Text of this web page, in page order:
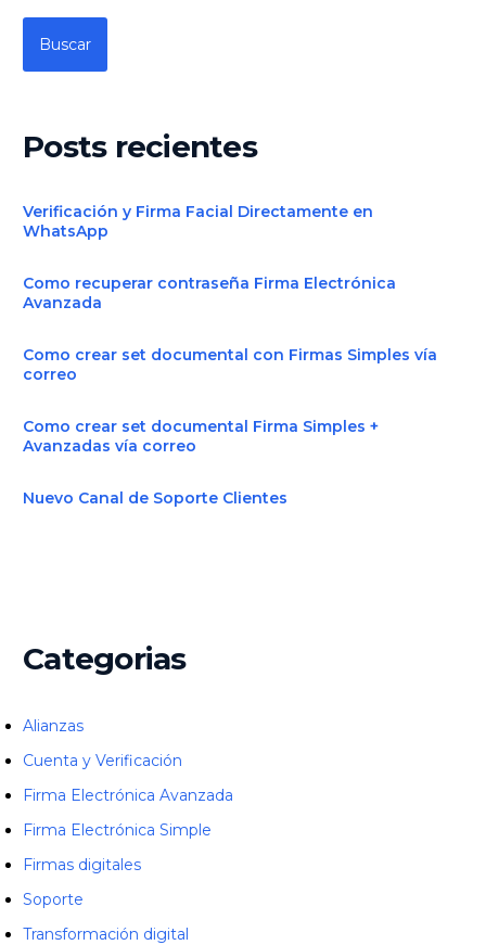
Buscar
Posts recientes
Verificación y Firma Facial Directamente en
WhatsApp
Como recuperar contraseña Firma Electrónica
Avanzada
Como crear set documental con Firmas Simples vía
correo
Como crear set documental Firma Simples +
Avanzadas vía correo
Nuevo Canal de Soporte Clientes
Categorias
Alianzas
Cuenta y Verificación
Firma Electrónica Avanzada
Firma Electrónica Simple
Firmas digitales
Soporte
Transformación digital